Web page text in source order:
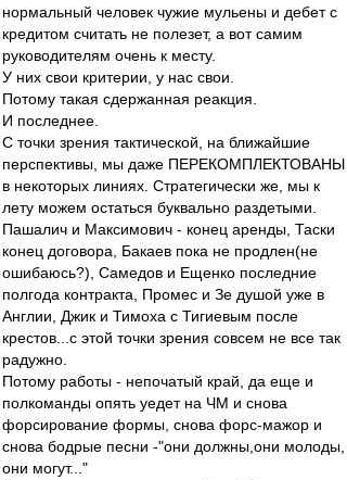
нормальный человек чужие мульены и дебет с
кредитом считать не полезет, а вот самим
руководителям очень к месту.
У них свои критерии, у нас свои.
Потому такая сдержанная реакция.
И последнее.
С точки зрения тактической, на ближайшие
перспективы, мы даже ПЕРЕКОМПЛЕКТОВАНЫ
в некоторых линиях. Стратегически же, мы к
лету можем остаться буквально раздетыми.
Пашалич и Максимович - конец аренды, Таски
конец договора, Бакаев пока не продлен(не
ошибаюсь?), Самедов и Ещенко последние
полгода контракта, Промес и Зе душой уже в
Англии, Джик и Тимоха с Тигиевым после
крестов...с этой точки зрения совсем не все так
радужно.
Потому работы - непочатый край, да еще и
полкоманды опять уедет на ЧМ и снова
форсирование формы, снова форс-мажор и
снова бодрые песни -"они должны,они молоды,
они могут..."